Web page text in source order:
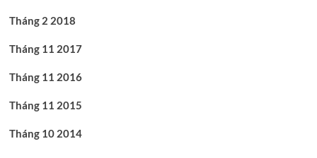
Tháng 2 2018
Tháng 11 2017
Tháng 11 2016
Tháng 11 2015
Tháng 10 2014